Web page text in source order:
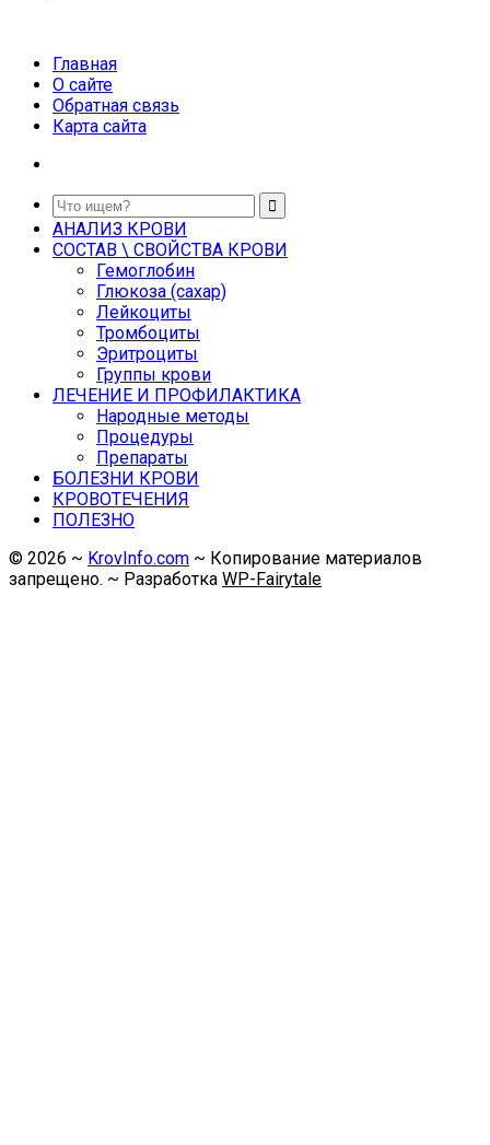
Главная
О сайте
Обратная связь
Карта сайта
АНАЛИЗ КРОВИ
СОСТАВ \ СВОЙСТВА КРОВИ
Гемоглобин
Глюкоза (сахар)
Лейкоциты
Тромбоциты
Эритроциты
Группы крови
ЛЕЧЕНИЕ И ПРОФИЛАКТИКА
Народные методы
Процедуры
Препараты
БОЛЕЗНИ КРОВИ
КРОВОТЕЧЕНИЯ
ПОЛЕЗНО
© 2026 ~ KrovInfo.com ~ Копирование материалов
запрещено. ~ Разработка WP-Fairytale